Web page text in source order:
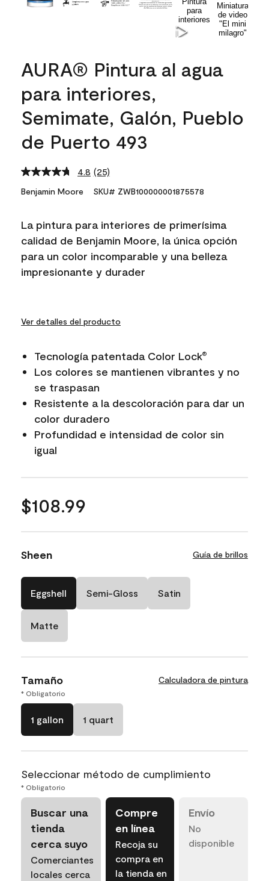
AURA® Pintura al agua
para interiores,
Semimate, Galón, Pueblo
de Puerto 493
4.8 Read
25
Reviews.
link.
(25)
Benjamin Moore SKU# ZWB100000001875578
La pintura para interiores de primerísima
calidad de Benjamin Moore, la única opción
para un color incomparable y una belleza
impresionante y durader
Ver detalles del producto
Tecnología patentada Color Lock®
Los colores se mantienen vibrantes y no
se traspasan
Resistente a la descoloración para dar un
color duradero
Profundidad e intensidad de color sin
igual
$108.99
Sheen Guía de brillos
Eggshell Semi-Gloss Satin
Matte
Tamaño Calculadora de pintura
* Obligatorio
1 gallon 1 quart
Seleccionar método de cumplimiento
* Obligatorio
Buscar una
tienda
cerca suyo
Comerciantes
locales cerca
Compre
en línea
Recoja su
compra en
la tienda en
Envío
No
disponible